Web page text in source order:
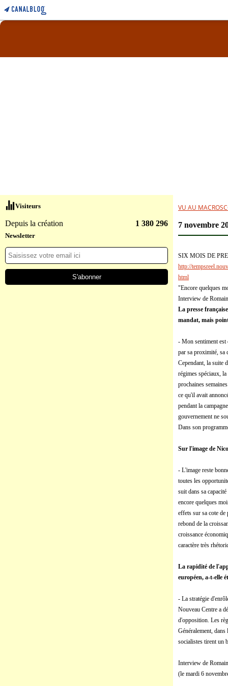
Visiteurs
Depuis la création 1 380 296
Newsletter
VU AU
7 novembre
SIX MOIS DE
http://
html
"Encore quelques
Interview de
La presse
mandat, mais
- Mon sentiment est
par sa proximité, sa
Cependant, la suite
régimes spéciaux,
prochaines
ce qu'il avait
pendant la
gouvernement ne
Dans son
Sur l'image de
- L'image reste
toutes les
suit dans sa
encore quelques
effets sur sa cote
rebond de la
croissance
caractère très
La rapidité de
européen, a-t-elle
- La stratégie
Nouveau Centre a
d'opposition. Les
Généralement,
socialistes tirent un
Interview de
(le mardi 6